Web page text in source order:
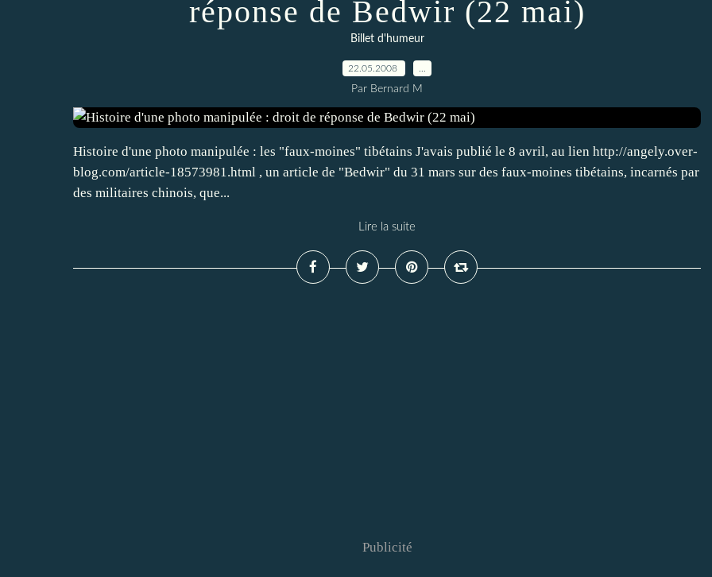
réponse de Bedwir (22 mai)
Billet d'humeur
22.05.2008
Par Bernard M
Histoire d'une photo manipulée : les "faux-moines" tibétains J'avais publié le 8 avril, au lien http://angely.over-
blog.com/article-18573981.html , un article de "Bedwir" du 31 mars sur des faux-moines tibétains, incarnés par
des militaires chinois, que...
Lire la suite
Publicité